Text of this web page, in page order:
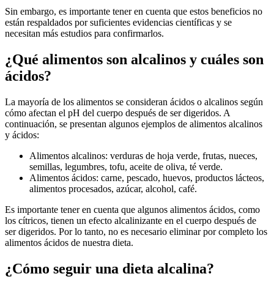
Sin embargo, es importante tener en cuenta que estos beneficios no
están respaldados por suficientes evidencias científicas y se
necesitan más estudios para confirmarlos.
¿Qué alimentos son alcalinos y cuáles son
ácidos?
La mayoría de los alimentos se consideran ácidos o alcalinos según
cómo afectan el pH del cuerpo después de ser digeridos. A
continuación, se presentan algunos ejemplos de alimentos alcalinos
y ácidos:
Alimentos alcalinos: verduras de hoja verde, frutas, nueces,
semillas, legumbres, tofu, aceite de oliva, té verde.
Alimentos ácidos: carne, pescado, huevos, productos lácteos,
alimentos procesados, azúcar, alcohol, café.
Es importante tener en cuenta que algunos alimentos ácidos, como
los cítricos, tienen un efecto alcalinizante en el cuerpo después de
ser digeridos. Por lo tanto, no es necesario eliminar por completo los
alimentos ácidos de nuestra dieta.
¿Cómo seguir una dieta alcalina?